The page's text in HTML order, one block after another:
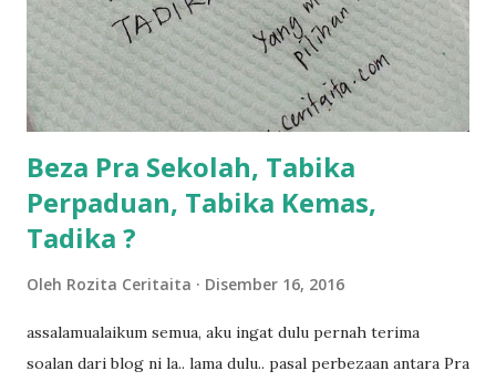
dukung adik hadi sambil pimpin kakak husna... yang abg
ngah dengan abg long terserah pada shah la pulak.. tapi
kalau ikut anak-anak semua nak ummi pimpin... ajer rebeh
ba...
Beza Pra Sekolah, Tabika
Perpaduan, Tabika Kemas,
Tadika ?
Oleh Rozita Ceritaita Disember 16, 2016
assalamualaikum semua, aku ingat dulu pernah terima
soalan dari blog ni la.. lama dulu.. pasal perbezaan antara Pra